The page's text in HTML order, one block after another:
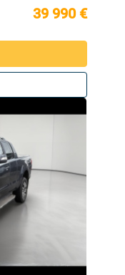
39 990 €